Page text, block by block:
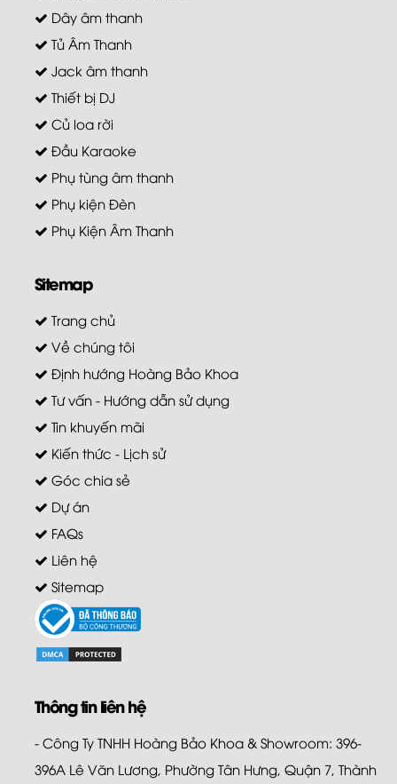
Dây âm thanh
Tủ Âm Thanh
Jack âm thanh
Thiết bị DJ
Củ loa rời
Đầu Karaoke
Phụ tùng âm thanh
Phụ kiện Đèn
Phụ Kiện Âm Thanh
Sitemap
Trang chủ
Về chúng tôi
Định hướng Hoàng Bảo Khoa
Tư vấn - Hướng dẫn sử dụng
Tin khuyến mãi
Kiến thức - Lịch sử
Góc chia sẻ
Dự án
FAQs
Liên hệ
Sitemap
Thông tin liên hệ
- Công Ty TNHH Hoàng Bảo Khoa & Showroom: 396-
396A Lê Văn Lương, Phường Tân Hưng, Quận 7, Thành